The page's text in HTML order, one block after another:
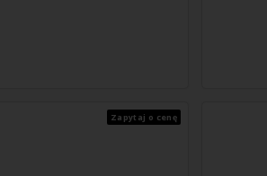
Zapytaj o cenę